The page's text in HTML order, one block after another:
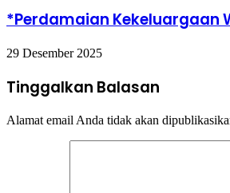
*Perdamaian Kekeluargaan
29 Desember 2025
Tinggalkan Balasan
Alamat email Anda tidak akan